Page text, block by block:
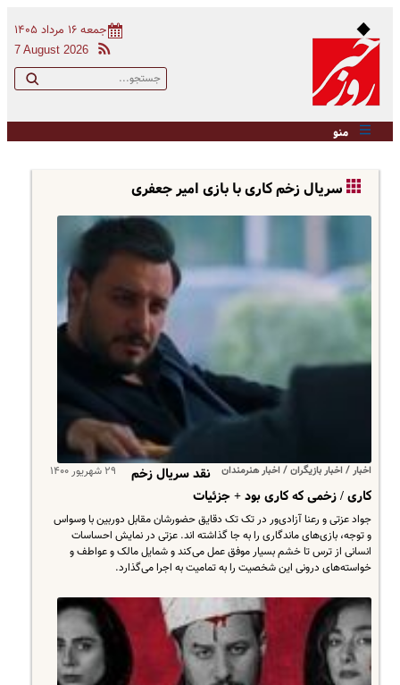
جمعه ۱۶ مرداد ۱۴۰۵
7 August 2026
منو
سریال زخم کاری با بازی امیر جعفری
اخبار / اخبار بازیگران / اخبار هنرمندان ۲۹ شهریور ۱۴۰۰
نقد سریال زخم
کاری / زخمی که کاری بود + جزئیات
جواد عزتی و رعنا آزادی‌ور در تک تک دقایق حضورشان مقابل دوربین با وسواس
و توجه، بازی‌های ماندگاری را به جا گذاشته اند. عزتی در نمایش احساسات
انسانی از ترس تا خشم بسیار موفق عمل می‌کند و شمایل مالک و عواطف و
خواسته‌های درونی این شخصیت را به تمامیت به اجرا می‌گذارد.